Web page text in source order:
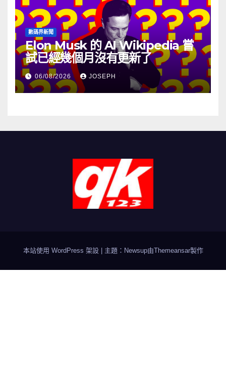
數碼界新聞
Elon Musk 的 AI Wikipedia 嘗
試已經幾個月沒有更新了
06/08/2026 JOSEPH
本站使用 WordPress 架設 主題：Newsup由Themeansar製作